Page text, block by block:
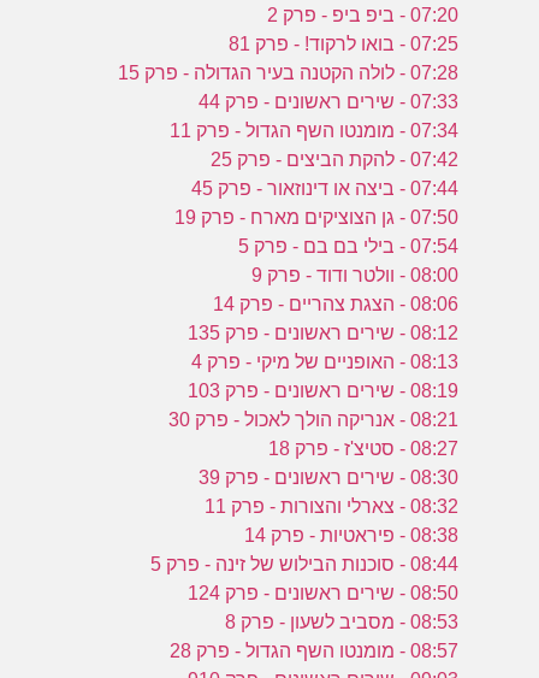
07:20 - ביפ ביפ - פרק 2
07:25 - בואו לרקוד! - פרק 81
07:28 - לולה הקטנה בעיר הגדולה - פרק 15
07:33 - שירים ראשונים - פרק 44
07:34 - מומנטו השף הגדול - פרק 11
07:42 - להקת הביצים - פרק 25
07:44 - ביצה או דינוזאור - פרק 45
07:50 - גן הצוציקים מארח - פרק 19
07:54 - בילי בם בם - פרק 5
08:00 - וולטר ודוד - פרק 9
08:06 - הצגת צהריים - פרק 14
08:12 - שירים ראשונים - פרק 135
08:13 - האופניים של מיקי - פרק 4
08:19 - שירים ראשונים - פרק 103
08:21 - אנריקה הולך לאכול - פרק 30
08:27 - סטיצ'ז - פרק 18
08:30 - שירים ראשונים - פרק 39
08:32 - צארלי והצורות - פרק 11
08:38 - פיראטיות - פרק 14
08:44 - סוכנות הבילוש של זינה - פרק 5
08:50 - שירים ראשונים - פרק 124
08:53 - מסביב לשעון - פרק 8
08:57 - מומנטו השף הגדול - פרק 28